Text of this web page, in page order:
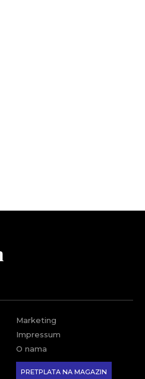
Marketing
Impressum
O nama
PRETPLATA NA MAGAZIN